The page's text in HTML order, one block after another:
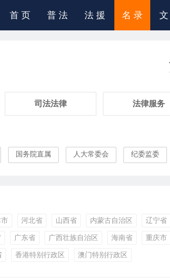
首 页 普 法 法 援 名 录
司法法律 法律服务
国务院直属 人大常委会 纪委监委
河北省 山西省 内蒙古自治区 辽宁省
广东省 广西壮族自治区 海南省 重庆市
香港特别行政区 澳门特别行政区